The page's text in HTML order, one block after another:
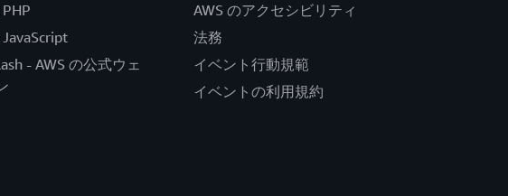
- AWS の公式ウェ
AWS のアクセシビリティ
法務
イベント行動規範
イベントの利用規約